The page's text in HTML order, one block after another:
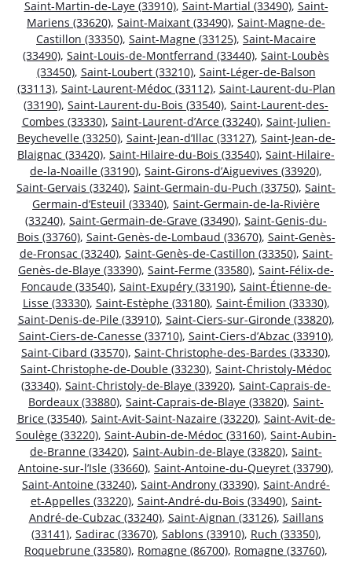
Saint-Martin-de-Laye (33910), Saint-Martial (33490), Saint-
Mariens (33620), Saint-Maixant (33490), Saint-Magne-de-
Castillon (33350), Saint-Magne (33125), Saint-Macaire
(33490), Saint-Louis-de-Montferrand (33440), Saint-Loubès
(33450), Saint-Loubert (33210), Saint-Léger-de-Balson
(33113), Saint-Laurent-Médoc (33112), Saint-Laurent-du-Plan
(33190), Saint-Laurent-du-Bois (33540), Saint-Laurent-des-
Combes (33330), Saint-Laurent-d’Arce (33240), Saint-Julien-
Beychevelle (33250), Saint-Jean-d’Illac (33127), Saint-Jean-de-
Blaignac (33420), Saint-Hilaire-du-Bois (33540), Saint-Hilaire-
de-la-Noaille (33190), Saint-Girons-d’Aiguevives (33920),
Saint-Gervais (33240), Saint-Germain-du-Puch (33750), Saint-
Germain-d’Esteuil (33340), Saint-Germain-de-la-Rivière
(33240), Saint-Germain-de-Grave (33490), Saint-Genis-du-
Bois (33760), Saint-Genès-de-Lombaud (33670), Saint-Genès-
de-Fronsac (33240), Saint-Genès-de-Castillon (33350), Saint-
Genès-de-Blaye (33390), Saint-Ferme (33580), Saint-Félix-de-
Foncaude (33540), Saint-Exupéry (33190), Saint-Étienne-de-
Lisse (33330), Saint-Estèphe (33180), Saint-Émilion (33330),
Saint-Denis-de-Pile (33910), Saint-Ciers-sur-Gironde (33820),
Saint-Ciers-de-Canesse (33710), Saint-Ciers-d’Abzac (33910),
Saint-Cibard (33570), Saint-Christophe-des-Bardes (33330),
Saint-Christophe-de-Double (33230), Saint-Christoly-Médoc
(33340), Saint-Christoly-de-Blaye (33920), Saint-Caprais-de-
Bordeaux (33880), Saint-Caprais-de-Blaye (33820), Saint-
Brice (33540), Saint-Avit-Saint-Nazaire (33220), Saint-Avit-de-
Soulège (33220), Saint-Aubin-de-Médoc (33160), Saint-Aubin-
de-Branne (33420), Saint-Aubin-de-Blaye (33820), Saint-
Antoine-sur-l’Isle (33660), Saint-Antoine-du-Queyret (33790),
Saint-Antoine (33240), Saint-Androny (33390), Saint-André-
et-Appelles (33220), Saint-André-du-Bois (33490), Saint-
André-de-Cubzac (33240), Saint-Aignan (33126), Saillans
(33141), Sadirac (33670), Sablons (33910), Ruch (33350),
Roquebrune (33580), Romagne (86700), Romagne (33760),